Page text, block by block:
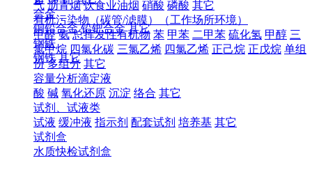
气 沥青烟 饮食业油烟 硝酸 磷酸 其它
有机污染物（碳管/滤膜）（工作场所环境）
甲醛 氨 总挥发性有机物 苯 甲苯 二甲苯 硫化氢 甲醇 三
氯甲烷 四氯化碳 三氯乙烯 四氯乙烯 正己烷 正戊烷 单组
份 多组分 其它
容量分析滴定液
酸 碱 氧化还原 沉淀 络合 其它
试剂、试液类
试液 缓冲液 指示剂 配套试剂 培养基 其它
试剂盒
水质快检试剂盒
合金
铜铅合金 铅钯合金 其它
钢铁
钢铁 其它